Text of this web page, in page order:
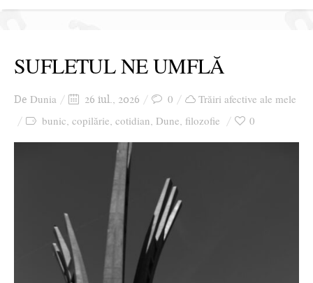
SUFLETUL NE UMFLĂ
De Dunia 26 iul., 2026 0
Trăiri afective ale mele
bunic, copilărie, cotidian, Dune, filozofie 0